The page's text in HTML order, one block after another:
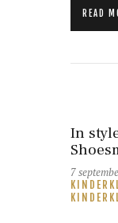
READ
In
7